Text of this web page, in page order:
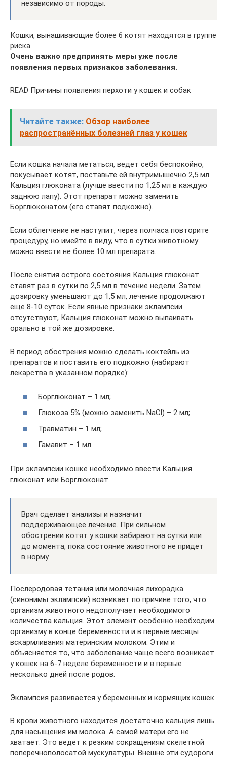
независимо от породы.
Кошки, вынашивающие более 6 котят находятся в группе
риска
Очень важно предпринять меры уже после
появления первых признаков заболевания.
READ Причины появления перхоти у кошек и собак
Читайте также: Обзор наиболее
распространённых болезней глаз у кошек
Если кошка начала метаться, ведет себя беспокойно,
покусывает котят, поставьте ей внутримышечно 2,5 мл
Кальция глюконата (лучше ввести по 1,25 мл в каждую
заднюю лапу). Этот препарат можно заменить
Борглюконатом (его ставят подкожно).
Если облегчение не наступит, через полчаса повторите
процедуру, но имейте в виду, что в сутки животному
можно ввести не более 10 мл препарата.
После снятия острого состояния Кальция глюконат
ставят раз в сутки по 2,5 мл в течение недели. Затем
дозировку уменьшают до 1,5 мл, лечение продолжают
еще 8-10 суток. Если явные признаки эклампсии
отсутствуют, Кальция глюконат можно выпаивать
орально в той же дозировке.
В период обострения можно сделать коктейль из
препаратов и поставить его подкожно (набирают
лекарства в указанном порядке):
Борглюконат – 1 мл;
Глюкоза 5% (можно заменить NaCl) – 2 мл;
Травматин – 1 мл;
Гамавит – 1 мл.
При эклампсии кошке необходимо ввести Кальция
глюконат или Борглюконат
Врач сделает анализы и назначит
поддерживающее лечение. При сильном
обострении котят у кошки забирают на сутки или
до момента, пока состояние животного не придет
в норму.
Послеродовая тетания или молочная лихорадка
(синонимы эклампсии) возникает по причине того, что
организм животного недополучает необходимого
количества кальция. Этот элемент особенно необходим
организму в конце беременности и в первые месяцы
вскармливания материнским молоком. Этим и
объясняется то, что заболевание чаще всего возникает
у кошек на 6-7 неделе беременности и в первые
несколько дней после родов.
Эклампсия развивается у беременных и кормящих кошек.
В крови животного находится достаточно кальция лишь
для насыщения им молока. А самой матери его не
хватает. Это ведет к резким сокращениям скелетной
поперечнополосатой мускулатуры. Внешне эти судороги